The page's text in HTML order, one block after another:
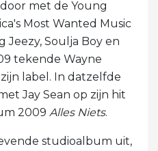
met de Young
Most Wanted Music
Jeezy, Soulja Boy en
tekende Wayne
label. In datzelfde
Jay Sean op zijn hit
2009 Alles Niets.
studioalbum uit,